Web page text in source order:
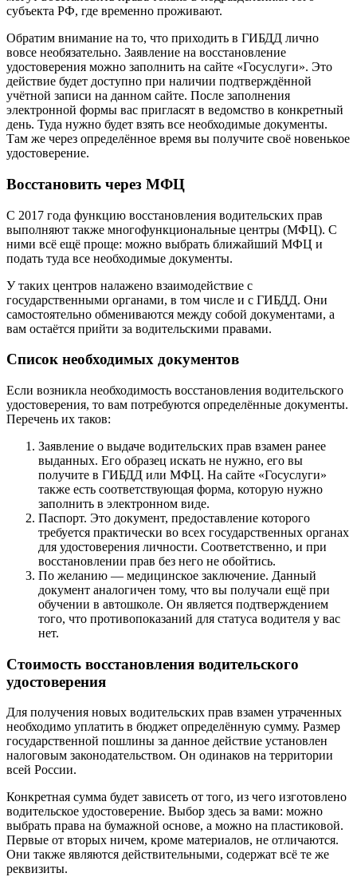
субъекта РФ, где временно проживают.
Обратим внимание на то, что приходить в ГИБДД лично
вовсе необязательно. Заявление на восстановление
удостоверения можно заполнить на сайте «Госуслуги». Это
действие будет доступно при наличии подтверждённой
учётной записи на данном сайте. После заполнения
электронной формы вас пригласят в ведомство в конкретный
день. Туда нужно будет взять все необходимые документы.
Там же через определённое время вы получите своё новенькое
удостоверение.
Восстановить через МФЦ
С 2017 года функцию восстановления водительских прав
выполняют также многофункциональные центры (МФЦ). С
ними всё ещё проще: можно выбрать ближайший МФЦ и
подать туда все необходимые документы.
У таких центров налажено взаимодействие с
государственными органами, в том числе и с ГИБДД. Они
самостоятельно обмениваются между собой документами, а
вам остаётся прийти за водительскими правами.
Список необходимых документов
Если возникла необходимость восстановления водительского
удостоверения, то вам потребуются определённые документы.
Перечень их таков:
Заявление о выдаче водительских прав взамен ранее
выданных. Его образец искать не нужно, его вы
получите в ГИБДД или МФЦ. На сайте «Госуслуги»
также есть соответствующая форма, которую нужно
заполнить в электронном виде.
Паспорт. Это документ, предоставление которого
требуется практически во всех государственных органах
для удостоверения личности. Соответственно, и при
восстановлении прав без него не обойтись.
По желанию — медицинское заключение. Данный
документ аналогичен тому, что вы получали ещё при
обучении в автошколе. Он является подтверждением
того, что противопоказаний для статуса водителя у вас
нет.
Стоимость восстановления водительского
удостоверения
Для получения новых водительских прав взамен утраченных
необходимо уплатить в бюджет определённую сумму. Размер
государственной пошлины за данное действие установлен
налоговым законодательством. Он одинаков на территории
всей России.
Конкретная сумма будет зависеть от того, из чего изготовлено
водительское удостоверение. Выбор здесь за вами: можно
выбрать права на бумажной основе, а можно на пластиковой.
Первые от вторых ничем, кроме материалов, не отличаются.
Они также являются действительными, содержат всё те же
реквизиты.